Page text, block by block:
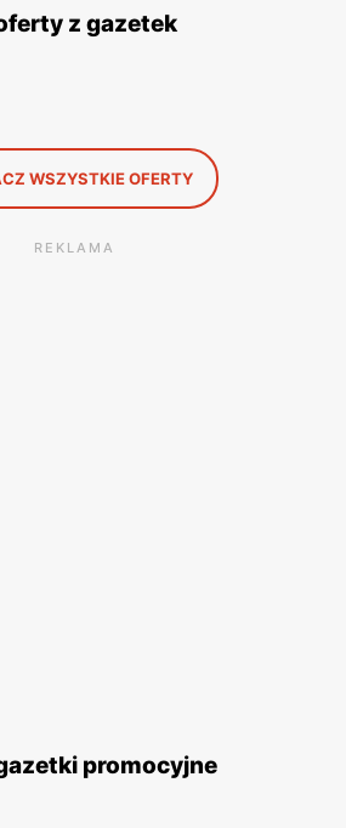
z gazetek
WSZYSTKIE OFERTY
REKLAMA
promocyjne